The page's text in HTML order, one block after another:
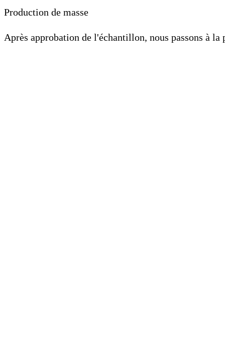
Production de masse
Après approbation de l'échantillon, nous passons à